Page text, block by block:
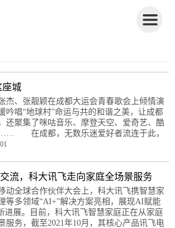
座城
杰、张靓颖在成都大运会青春歌会上倾情演
吟唱“地球村”命运与共的和谐之美，让成都
还聚集了咪咕音乐、摩登天空、爱奇艺、酷
…… 在成都，无数乐迷爱好者流连于此，
流，科大讯飞走向家庭全场景服务
动全球合作伙伴大会上，科大讯飞携智慧家
等多领域“AI+”解决方案亮相，展现AI赋能
进展。目前，科大讯飞智慧家庭正在从家庭
服务，截至2021年10月，其核心产品讯飞电